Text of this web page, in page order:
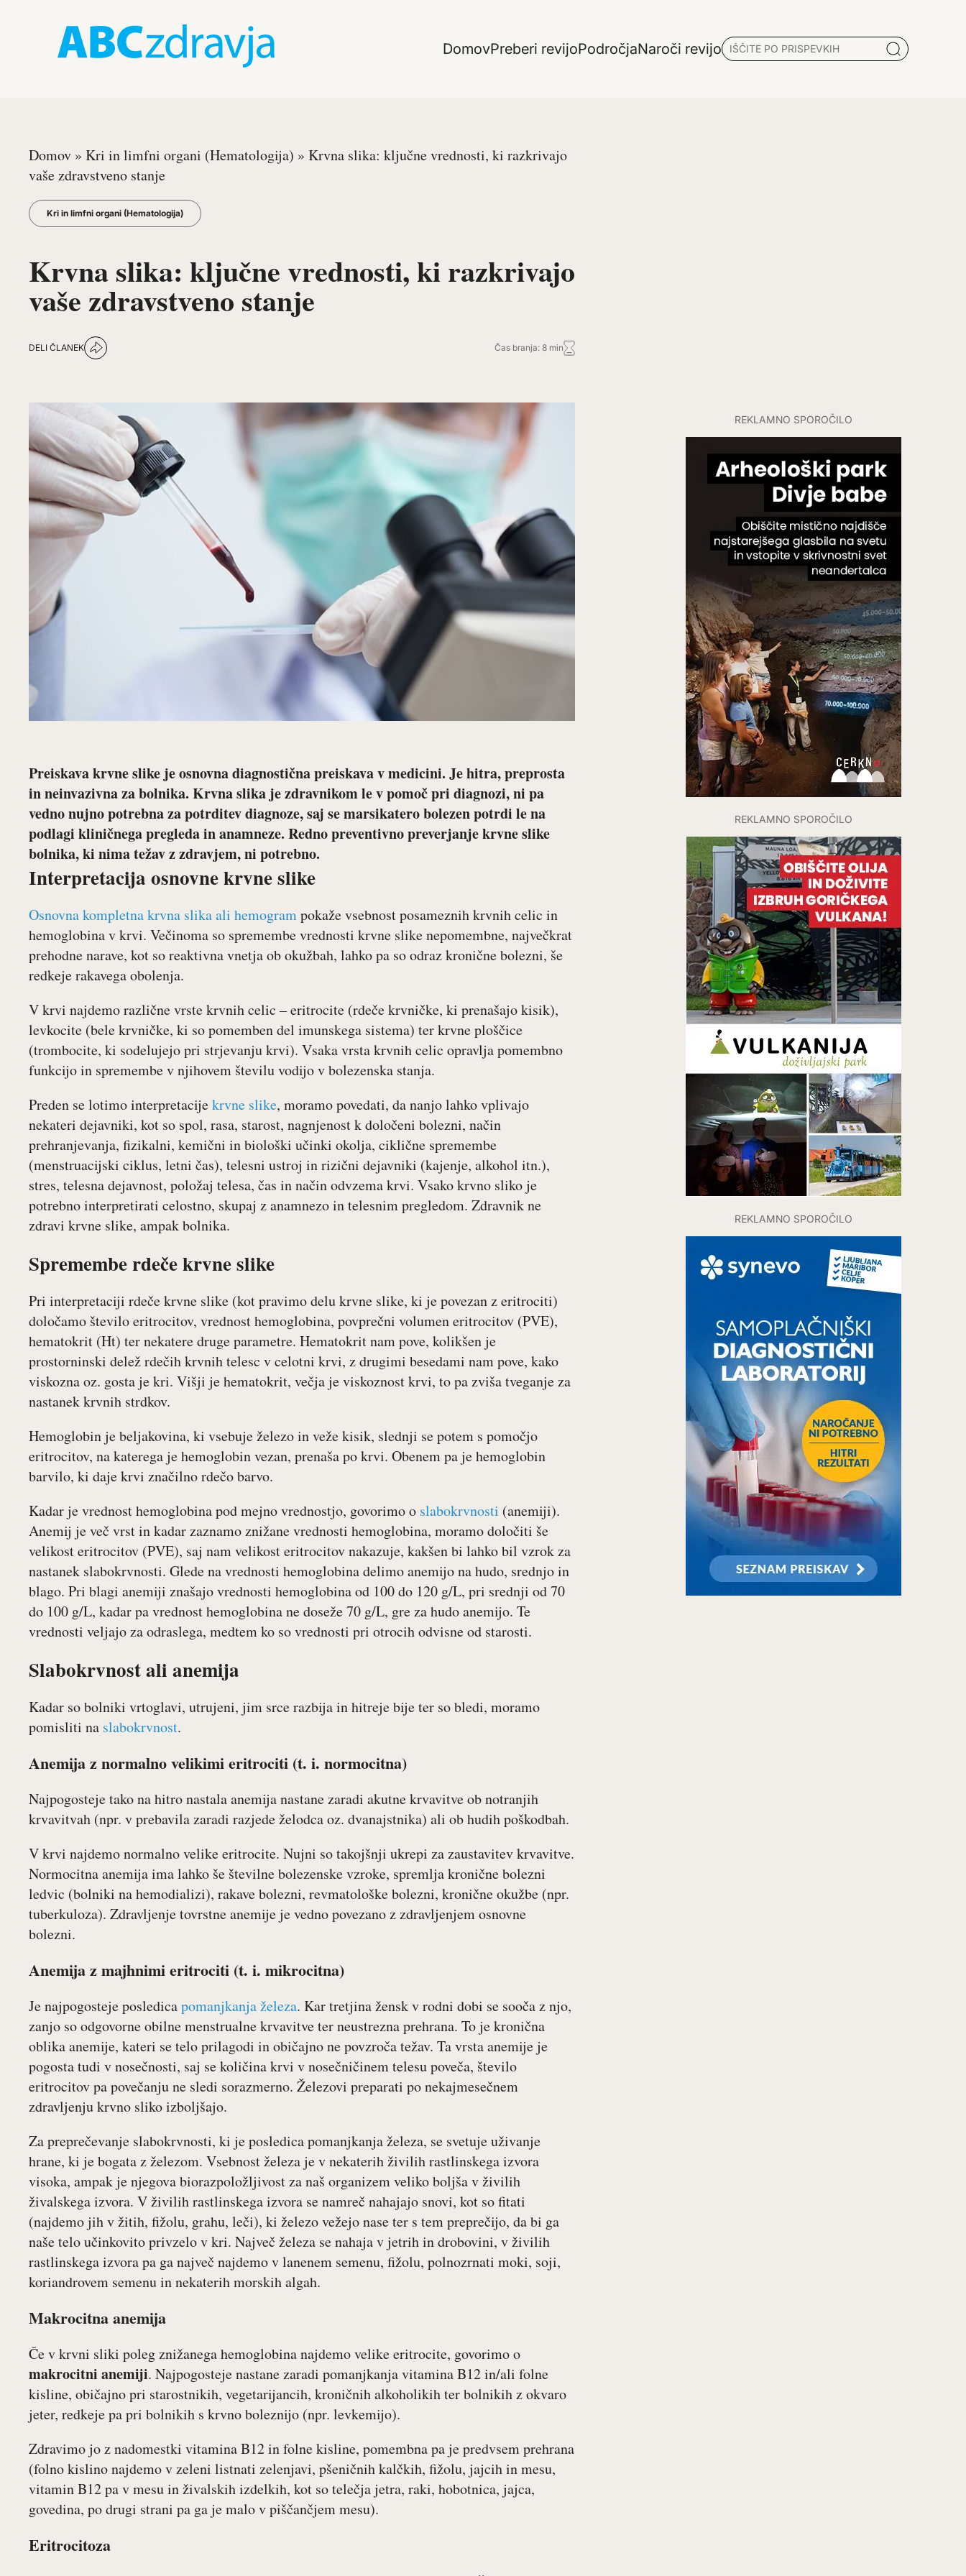
DomovPreberi revijoPodročjaNaroči revijo
Domov » Kri in limfni organi (Hematologija) » Krvna slika: ključne vrednosti, ki razkrivajo
vaše zdravstveno stanje
Kri in limfni organi (Hematologija)
Krvna slika: ključne vrednosti, ki razkrivajo
vaše zdravstveno stanje
DELI ČLANEK Čas branja: 8 min
Preiskava krvne slike je osnovna diagnostična preiskava v medicini. Je hitra, preprosta
in neinvazivna za bolnika. Krvna slika je zdravnikom le v pomoč pri diagnozi, ni pa
vedno nujno potrebna za potrditev diagnoze, saj se marsikatero bolezen potrdi le na
podlagi kliničnega pregleda in anamneze. Redno preventivno preverjanje krvne slike
bolnika, ki nima težav z zdravjem, ni potrebno.
Interpretacija osnovne krvne slike
Osnovna kompletna krvna slika ali hemogrampokaže vsebnost posameznih krvnih celic in
hemoglobina v krvi. Večinoma so spremembe vrednosti krvne slike nepomembne, največkrat
prehodne narave, kot so reaktivna vnetja ob okužbah, lahko pa so odraz kronične bolezni, še
redkeje rakavega obolenja.
V krvi najdemo različne vrste krvnih celic ‒ eritrocite (rdeče krvničke, ki prenašajo kisik),
levkocite (bele krvničke, ki so pomemben del imunskega sistema) ter krvne ploščice
(trombocite, ki sodelujejo pri strjevanju krvi). Vsaka vrsta krvnih celic opravlja pomembno
funkcijo in spremembe v njihovem številu vodijo v bolezenska stanja.
Preden se lotimo interpretacijekrvne slike, moramo povedati, da nanjo lahko vplivajo
nekateri dejavniki, kot so spol, rasa, starost, nagnjenost k določeni bolezni, način
prehranjevanja, fizikalni, kemični in biološki učinki okolja, ciklične spremembe
(menstruacijski ciklus, letni čas), telesni ustroj in rizični dejavniki (kajenje, alkohol itn.),
stres, telesna dejavnost, položaj telesa, čas in način odvzema krvi. Vsako krvno sliko je
potrebno interpretirati celostno, skupaj z anamnezo in telesnim pregledom. Zdravnik ne
zdravi krvne slike, ampak bolnika.
Spremembe rdeče krvne slike
Pri interpretaciji rdeče krvne slike (kot pravimo delu krvne slike, ki je povezan z eritrociti)
določamo število eritrocitov, vrednost hemoglobina, povprečni volumen eritrocitov (PVE),
hematokrit (Ht) ter nekatere druge parametre. Hematokrit nam pove, kolikšen je
prostorninski delež rdečih krvnih telesc v celotni krvi, z drugimi besedami nam pove, kako
viskozna oz. gosta je kri. Višji je hematokrit, večja je viskoznost krvi, to pa zviša tveganje za
nastanek krvnih strdkov.
Hemoglobin je beljakovina, ki vsebuje železo in veže kisik, slednji se potem s pomočjo
eritrocitov, na katerega je hemoglobin vezan, prenaša po krvi. Obenem pa je hemoglobin
barvilo, ki daje krvi značilno rdečo barvo.
Kadar je vrednost hemoglobina pod mejno vrednostjo, govorimo o slabokrvnosti (anemiji).
Anemij je več vrst in kadar zaznamo znižane vrednosti hemoglobina, moramo določiti še
velikost eritrocitov (PVE), saj nam velikost eritrocitov nakazuje, kakšen bi lahko bil vzrok za
nastanek slabokrvnosti. Glede na vrednosti hemoglobina delimo anemijo na hudo, srednjo in
blago. Pri blagi anemiji znašajo vrednosti hemoglobina od 100 do 120 g/L, pri srednji od 70
do 100 g/L, kadar pa vrednost hemoglobina ne doseže 70 g/L, gre za hudo anemijo. Te
vrednosti veljajo za odraslega, medtem ko so vrednosti pri otrocih odvisne od starosti.
Slabokrvnost ali anemija
Kadar so bolniki vrtoglavi, utrujeni, jim srce razbija in hitreje bije ter so bledi, moramo
pomisliti na slabokrvnost.
Anemija z normalno velikimi eritrociti (t. i. normocitna)
Najpogosteje tako na hitro nastala anemija nastane zaradi akutne krvavitve ob notranjih
krvavitvah (npr. v prebavila zaradi razjede želodca oz. dvanajstnika) ali ob hudih poškodbah.
V krvi najdemo normalno velike eritrocite. Nujni so takojšnji ukrepi za zaustavitev krvavitve.
Normocitna anemija ima lahko še številne bolezenske vzroke, spremlja kronične bolezni
ledvic (bolniki na hemodializi), rakave bolezni, revmatološke bolezni, kronične okužbe (npr.
tuberkuloza). Zdravljenje tovrstne anemije je vedno povezano z zdravljenjem osnovne
bolezni.
Anemija z majhnimi eritrociti (t. i. mikrocitna)
Je najpogosteje posledicapomanjkanja železa. Kar tretjina žensk v rodni dobi se sooča z njo,
zanjo so odgovorne obilne menstrualne krvavitve ter neustrezna prehrana. To je kronična
oblika anemije, kateri se telo prilagodi in običajno ne povzroča težav. Ta vrsta anemije je
pogosta tudi v nosečnosti, saj se količina krvi v nosečničinem telesu poveča, število
eritrocitov pa povečanju ne sledi sorazmerno. Železovi preparati po nekajmesečnem
zdravljenju krvno sliko izboljšajo.
Za preprečevanje slabokrvnosti, ki je posledica pomanjkanja železa, se svetuje uživanje
hrane, ki je bogata z železom. Vsebnost železa je v nekaterih živilih rastlinskega izvora
visoka, ampak je njegova biorazpoložljivost za naš organizem veliko boljša v živilih
živalskega izvora. V živilih rastlinskega izvora se namreč nahajajo snovi, kot so fitati
(najdemo jih v žitih, fižolu, grahu, leči), ki železo vežejo nase ter s tem preprečijo, da bi ga
naše telo učinkovito privzelo v kri. Največ železa se nahaja v jetrih in drobovini, v živilih
rastlinskega izvora pa ga največ najdemo v lanenem semenu, fižolu, polnozrnati moki, soji,
koriandrovem semenu in nekaterih morskih algah.
Makrocitna anemija
Če v krvni sliki poleg znižanega hemoglobina najdemo velike eritrocite, govorimo o
makrocitni anemiji. Najpogosteje nastane zaradi pomanjkanja vitamina B12 in/ali folne
kisline, običajno pri starostnikih, vegetarijancih, kroničnih alkoholikih ter bolnikih z okvaro
jeter, redkeje pa pri bolnikih s krvno boleznijo (npr. levkemijo).
Zdravimo jo z nadomestki vitamina B12 in folne kisline, pomembna pa je predvsem prehrana
(folno kislino najdemo v zeleni listnati zelenjavi, pšeničnih kalčkih, fižolu, jajcih in mesu,
vitamin B12 pa v mesu in živalskih izdelkih, kot so telečja jetra, raki, hobotnica, jajca,
govedina, po drugi strani pa ga je malo v piščančjem mesu).
Eritrocitoza
REKLAMNO SPOROČILO
REKLAMNO SPOROČILO
REKLAMNO SPOROČILO